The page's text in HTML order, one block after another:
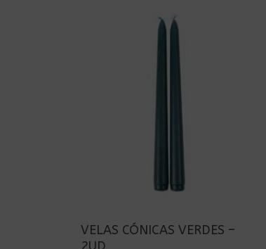
Presiona enter para buscar o ESC
VELAS CÓNICAS VERDES –
2UD